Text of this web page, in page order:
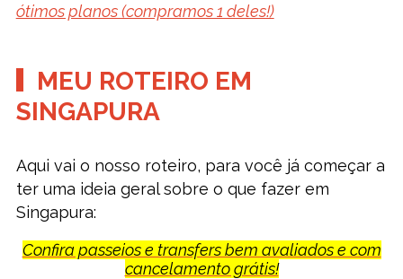
ótimos planos (compramos 1 deles!)
MEU ROTEIRO EM
SINGAPURA
Aqui vai o nosso roteiro, para você já começar a
ter uma ideia geral sobre o que fazer em
Singapura:
Confira passeios e transfers bem avaliados e com
cancelamento grátis!